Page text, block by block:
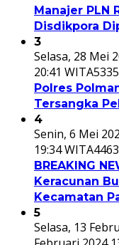
Manajer PLN
Disdikpora
3
Selasa, 28 Mei
20:41 WITA
Polres
Tersangka
4
Senin, 6 Mei
19:34 WITA
BREAKING
Keracunan
Kecamatan
5
Selasa, 13